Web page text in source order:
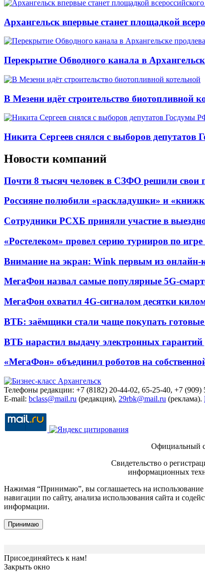
Архангельск впервые станет площадкой
Перекрытие Обводного канала в
В Мезени идёт строительство биотопливной
Никита Сергеев снялся с выборов депутатов
Новости компаний
Почти 8 тысяч человек в СЗФО решили свои
Россияне полюбили «раскладушки» и
Сотрудники РСХБ приняли участие в
«Ростелеком» провел серию турниров по
Внимание на экран: Wink первым из онлайн-
МегаФон назвал самые популярные 5G-
МегаФон охватил 4G-сигналом десятки
ВТБ: заёмщики стали чаще покупать
ВТБ нарастил выдачу электронных гарантий
«МегаФон» объединил роботов на
Телефоны редакции: +7 (8182) 20-44-02, 65-25-40, +7 (909)
E-mail: bclass@mail.ru (редакция), 29rbk@mail.ru (реклама).
Официальный
Свидетельство о
информационных
Нажимая “Принимаю”, вы соглашаетесь на
навигации по сайту, анализа использования сайта и
информации.
Принимаю
Присоединяйтесь к нам!
Закрыть окно